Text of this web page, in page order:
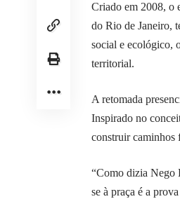
Criado em 2008, o
do Rio de Janeiro,
social e ecológico,
territorial.
A retomada
Inspirado no
construir caminhos
“Como dizia Nego
se à praça é a